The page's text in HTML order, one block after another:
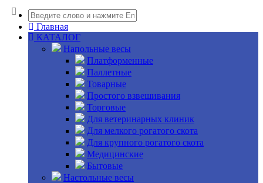
Главная
КАТАЛОГ
Напольные весы
Платформенные
Паллетные
Товарные
Простого взвешивания
Торговые
Для ветеринарных клиник
Для мелкого рогатого скота
Для крупного рогатого скота
Медицинские
Бытовые
Настольные весы